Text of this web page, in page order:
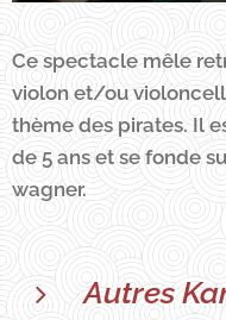
Ce spectacle mêle
violon et/ou
thème des pirates. Il
de 5 ans et se fonde
wagner.
Autres